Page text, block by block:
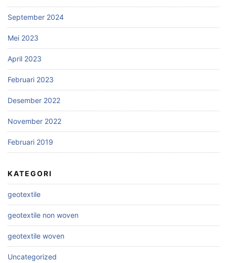
September 2024
Mei 2023
April 2023
Februari 2023
Desember 2022
November 2022
Februari 2019
KATEGORI
geotextile
geotextile non woven
geotextile woven
Uncategorized